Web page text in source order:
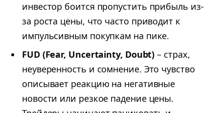
инвестор боится пропустить прибыль из-
за роста цены, что часто приводит к
импульсивным покупкам на пике.
FUD (Fear, Uncertainty, Doubt) – страх,
неуверенность и сомнение. Это чувство
описывает реакцию на негативные
новости или резкое падение цены.